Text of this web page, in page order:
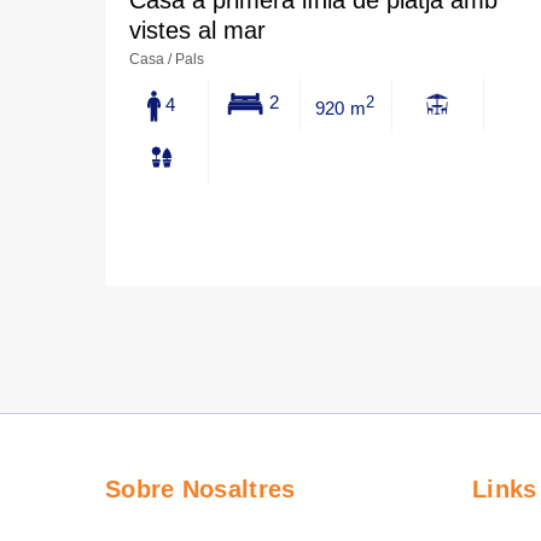
vistes al mar
Casa / Pals
4 2 920 m2
Sobre Nosaltres